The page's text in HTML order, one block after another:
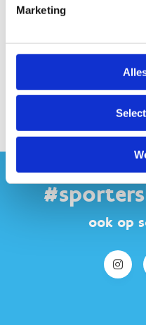
Marketing+32 89 35 49 66
ook op